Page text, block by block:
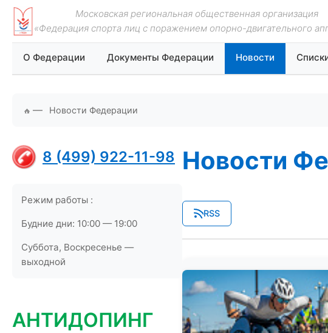
Московская региональная общественная организация
«Федерация спорта лиц с поражением опорно-двигательного
О Федерации Документы Федерации Новости
— Новости Федерации
8 (499) 922-11-98
Режим работы :
Будние дни: 10:00 — 19:00
Суббота, Воскресенье —
выходной
АНТИДОПИНГ
Новости
RSS